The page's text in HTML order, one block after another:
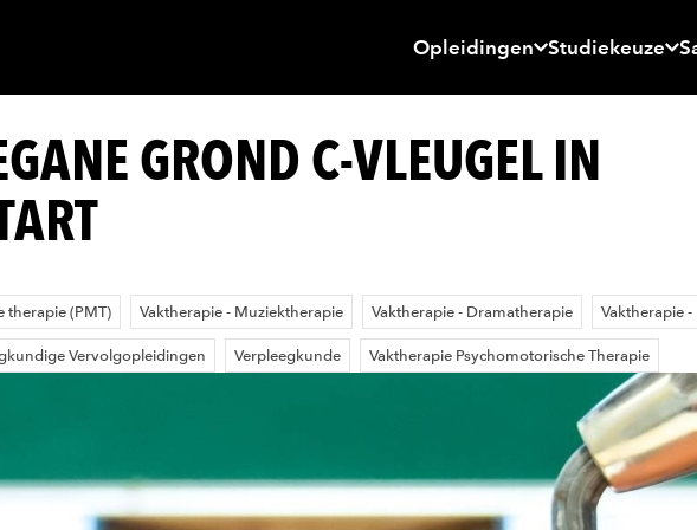
Opleidingen Studiekeuze
GROND C-VLEUGEL IN
therapie (PMT) Vaktherapie - Muziektherapie Vaktherapie - Dramatherapie Vaktherapie
Vervolgopleidingen Verpleegkunde Vaktherapie Psychomotorische Therapie